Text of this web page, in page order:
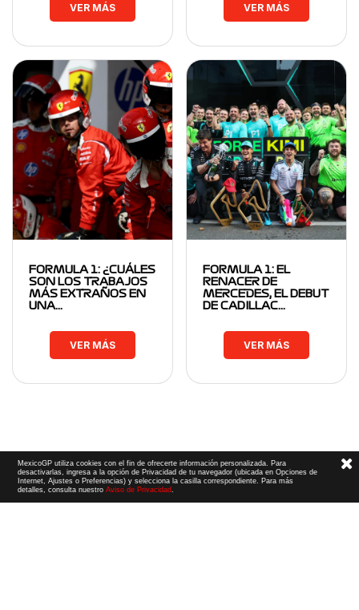
VER MÁS VER MÁS
FORMULA 1: ¿CUÁLES
SON LOS TRABAJOS
MÁS EXTRAÑOS EN
UNA…
VER MÁS
FORMULA 1: EL
RENACER DE
MERCEDES, EL DEBUT
DE CADILLAC…
VER MÁS
MexicoGP utiliza cookies con el fin de ofrecerte información personalizada. Para
desactivarlas, ingresa a la opción de Privacidad de tu navegador (ubicada en Opciones de
Internet, Ajustes o Preferencias) y selecciona la casilla correspondiente. Para más
detalles, consulta nuestroAviso de Privacidad.